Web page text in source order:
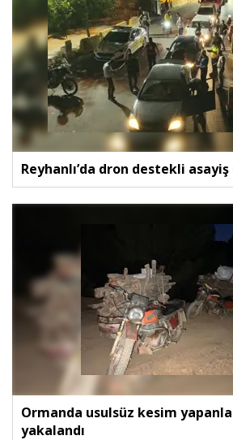
Reyhanlı’da dron destekli
Ormanda usulsüz kesim
yakalandı